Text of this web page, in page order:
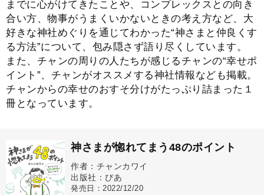
までに心がけてきたことや、コンプレックスとの向き
合い方、物事がうまくいかないときの考え方など、大
好きな神社めぐりを通じてわかった“神さまと仲良くす
る方法”について、包み隠さず語り尽くしています。
また、チャンの周りの人たちが感じるチャンの“幸せポ
イント”、チャンがオススメする神社情報なども掲載。
チャンからの幸せのおすそ分けがたっぷり詰まった１
冊となっています。
神さまが惚れてまう48のポイント
作者：チャンカワイ
出版社：ぴあ
発売日：2022/12/20